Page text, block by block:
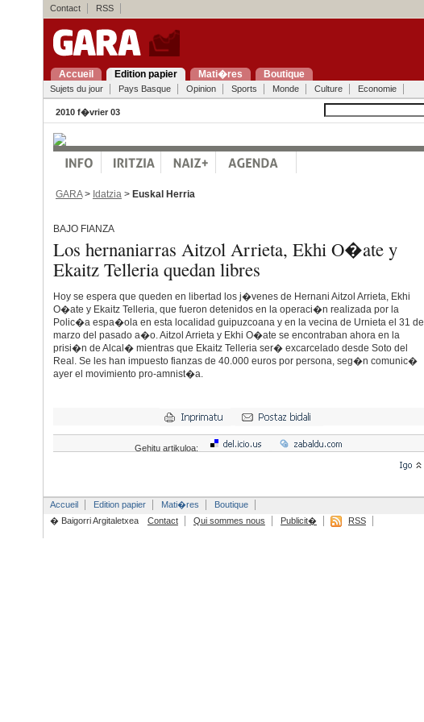
Contact RSS
Accueil Edition papier Mati�res Boutique
Sujets du jour Pays Basque Opinion Sports Monde Culture Economie
2010 f�vrier 03
GARA> Idatzia > Euskal Herria
BAJO FIANZA
Los hernaniarras Aitzol Arrieta, Ekhi O�ate y
Ekaitz Telleria quedan libres
Hoy se espera que queden en libertad los j�venes de Hernani Aitzol Arrieta, Ekhi
O�ate y Ekaitz Telleria, que fueron detenidos en la operaci�n realizada por la
Polic�a espa�ola en esta localidad guipuzcoana y en la vecina de Urnieta el 31 de
marzo del pasado a�o. Aitzol Arrieta y Ekhi O�ate se encontraban ahora en la
prisi�n de Alcal� mientras que Ekaitz Telleria ser� excarcelado desde Soto del
Real. Se les han impuesto fianzas de 40.000 euros por persona, seg�n comunic�
ayer el movimiento pro-amnist�a.
Gehitu artikuloa:
Accueil Edition papier Mati�res
Boutique
� Baigorri Argitaletxea
Contact Qui sommes nous Publicit� RSS